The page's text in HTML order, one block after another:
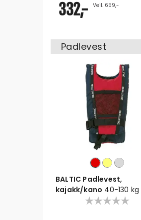
332,- Veil. 659,-
Padlevest
BALTIC Padlevest,
kajakk/kano 40-130 kg